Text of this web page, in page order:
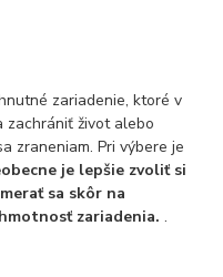
zariadenie, ktoré v
zachrániť život alebo
zraneniam. Pri výbere je
je lepšie zvoliť si
sa skôr na
zariadenia..